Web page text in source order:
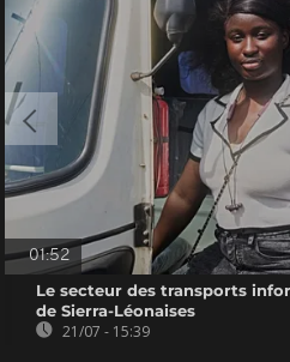
01:52
Le secteur des transports
de Sierra-Léonaises
21/07 - 15:39